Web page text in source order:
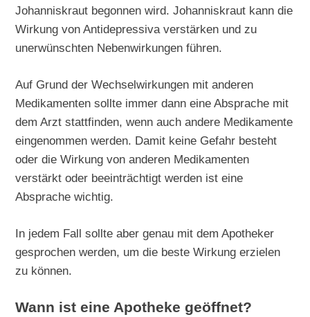
Johanniskraut begonnen wird. Johanniskraut kann die
Wirkung von Antidepressiva verstärken und zu
unerwünschten Nebenwirkungen führen.
Auf Grund der Wechselwirkungen mit anderen
Medikamenten sollte immer dann eine Absprache mit
dem Arzt stattfinden, wenn auch andere Medikamente
eingenommen werden. Damit keine Gefahr besteht
oder die Wirkung von anderen Medikamenten
verstärkt oder beeinträchtigt werden ist eine
Absprache wichtig.
In jedem Fall sollte aber genau mit dem Apotheker
gesprochen werden, um die beste Wirkung erzielen
zu können.
Wann ist eine Apotheke geöffnet?